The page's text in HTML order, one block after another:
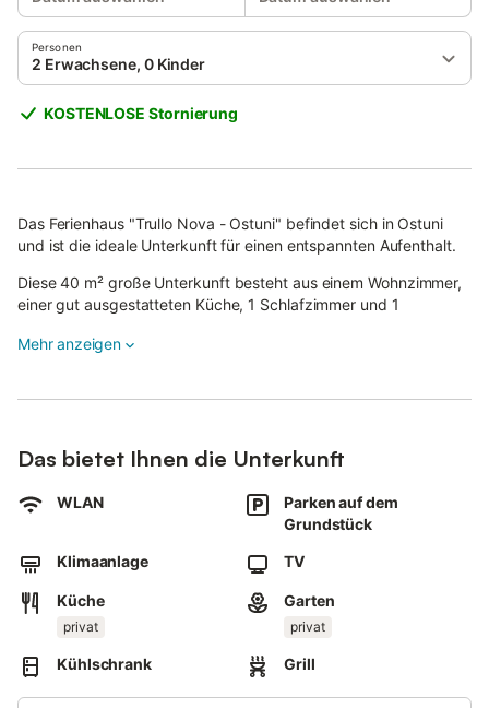
Personen
2 Erwachsene, 0 Kinder
KOSTENLOSE Stornierung
Das Ferienhaus "Trullo Nova - Ostuni" befindet sich in Ostuni
und ist die ideale Unterkunft für einen entspannten Aufenthalt.
Diese 40 m² große Unterkunft besteht aus einem Wohnzimmer,
einer gut ausgestatteten Küche, 1 Schlafzimmer und 1
einem Garten und einem Grill.
Bar und eine Bushaltestelle, die vom/zum Bahnhof führt.
Ein Parkplatz ist auf dem Grundstück vorhanden.
Das Mitbringen von Haustieren ist nicht erlaubt und Wi-Fi ist
nicht verfügbar.
Familien mit Kindern sind herzlich willkommen, sofern die
maximale Kapazität nicht überschritten wird.
Die Unterkunft bietet hausgemachte/eigene Produkte an.
Die Unterkunft verfügt über einen Abstellraum für Motorrad und
Mehr anzeigen
Das bietet Ihnen die Unterkunft
WLAN
Parken auf dem
Grundstück
Klimaanlage
TV
Küche
privat
Garten
privat
Kühlschrank Grill